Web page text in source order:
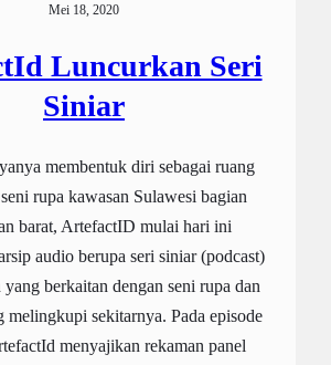
Mei 18, 2020
Luncurkan Seri
Siniar
membentuk diri sebagai ruang
rupa kawasan Sulawesi bagian
barat, ArtefactID mulai hari ini
audio berupa seri siniar (podcast)
berkaitan dengan seni rupa dan
melingkupi sekitarnya. Pada episode
menyajikan rekaman panel